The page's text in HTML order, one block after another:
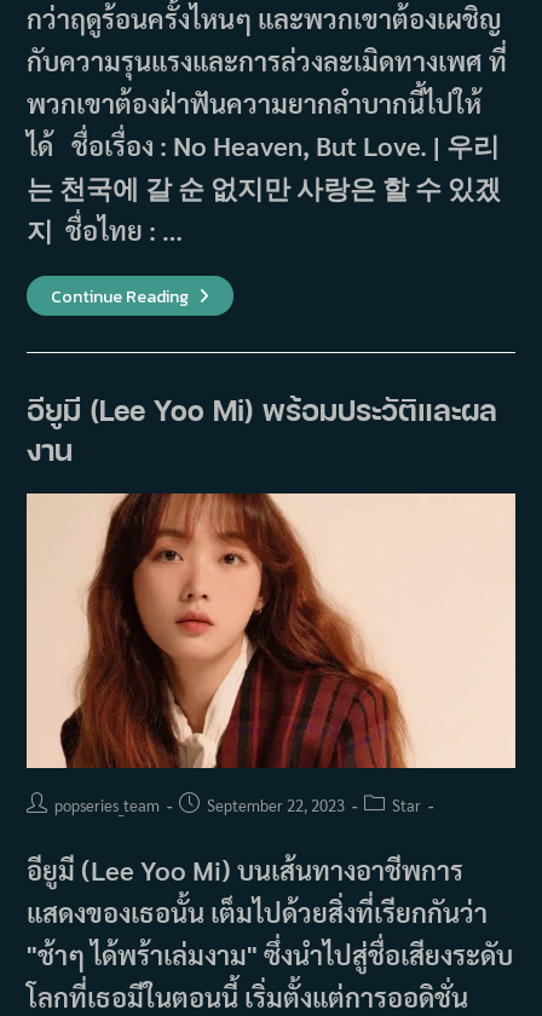
กว่าฤดูร้อนครั้งไหนๆ และพวกเขาต้องเผชิญ
กับความรุนแรงและการล่วงละเมิดทางเพศ ที่
พวกเขาต้องฝ่าฟันความยากลำบากนี้ไปให้
ได้ ชื่อเรื่อง : No Heaven, But Love. | 우리
는 천국에 갈 순 없지만 사랑은 할 수 있겠
지 ชื่อไทย : …
Continue Readingเรื่อง
ย่อ
No
Love
(2024)
อียูมี (Lee Yoo Mi) พร้อมประวัติและผล
งาน
Postpopseries_team
PostSeptember 22, 2023
PostStar
อียูมี (Lee Yoo Mi) บนเส้นทางอาชีพการ
แสดงของเธอนั้น เต็มไปด้วยสิ่งที่เรียกกันว่า
"ช้าๆ ได้พร้าเล่มงาม" ซึ่งนำไปสู่ชื่อเสียงระดับ
โลกที่เธอมีในตอนนี้ เริ่มตั้งแต่การออดิชั่น